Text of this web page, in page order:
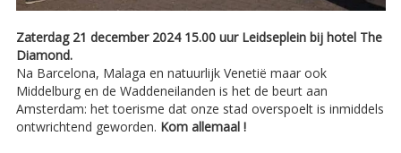
Zaterdag 21 december 2024 15.00 uur Leidseplein bij hotel The
Diamond.
Na Barcelona, Malaga en natuurlijk Venetië maar ook
Middelburg en de Waddeneilanden is het de beurt aan
Amsterdam: het toerisme dat onze stad overspoelt is inmiddels
ontwrichtend geworden. Kom allemaal !